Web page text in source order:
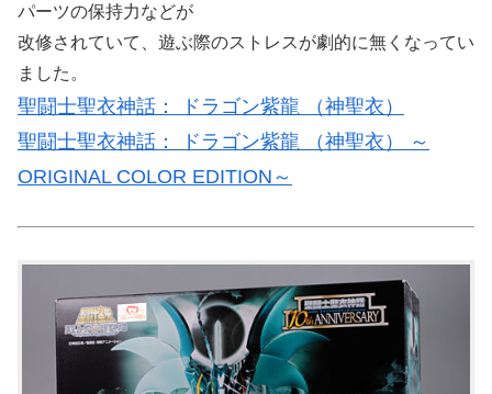
パーツの保持力などが
改修されていて、遊ぶ際のストレスが劇的に無くなってい
ました。
聖闘士聖衣神話： ドラゴン紫龍 （神聖衣）
聖闘士聖衣神話： ドラゴン紫龍 （神聖衣） ～
ORIGINAL COLOR EDITION～